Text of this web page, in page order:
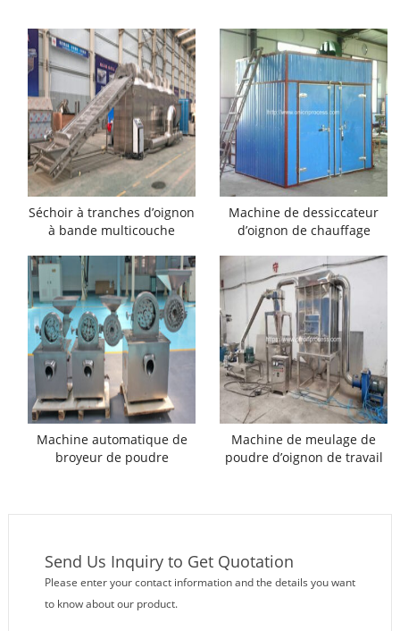
Séchoir à tranches d’oignon
à bande multicouche
Machine de dessiccateur
d’oignon de chauffage
Machine automatique de
broyeur de poudre
Machine de meulage de
poudre d’oignon de travail
Send Us Inquiry to Get Quotation
Please enter your contact information and the details you want
to know about our product.